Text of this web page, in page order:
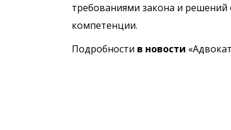
требованиями закона и решений
компетенции.
Подробности в новости